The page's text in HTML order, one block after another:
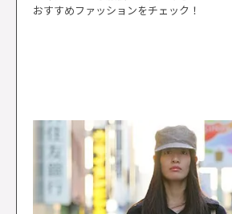
おすすめファッションをチェック！